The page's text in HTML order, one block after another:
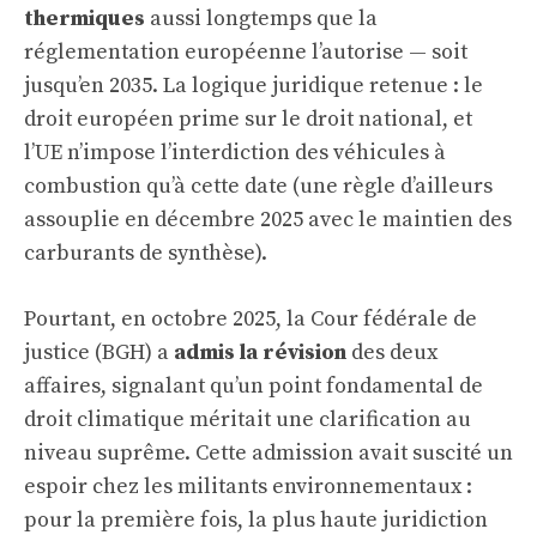
thermiques aussi longtemps que la
réglementation européenne l’autorise — soit
jusqu’en 2035. La logique juridique retenue : le
droit européen prime sur le droit national, et
l’UE n’impose l’interdiction des véhicules à
combustion qu’à cette date (une règle d’ailleurs
assouplie en décembre 2025 avec le maintien des
carburants de synthèse).
Pourtant, en octobre 2025, la Cour fédérale de
justice (BGH) a admis la révision des deux
affaires, signalant qu’un point fondamental de
droit climatique méritait une clarification au
niveau suprême. Cette admission avait suscité un
espoir chez les militants environnementaux :
pour la première fois, la plus haute juridiction